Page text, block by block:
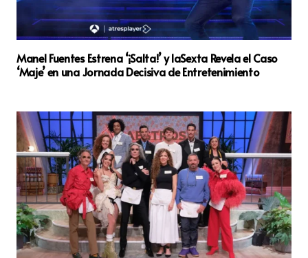
Manel Fuentes Estrena ‘¡Salta!’ y laSexta Revela el Caso
‘Maje’ en una Jornada Decisiva de Entretenimiento